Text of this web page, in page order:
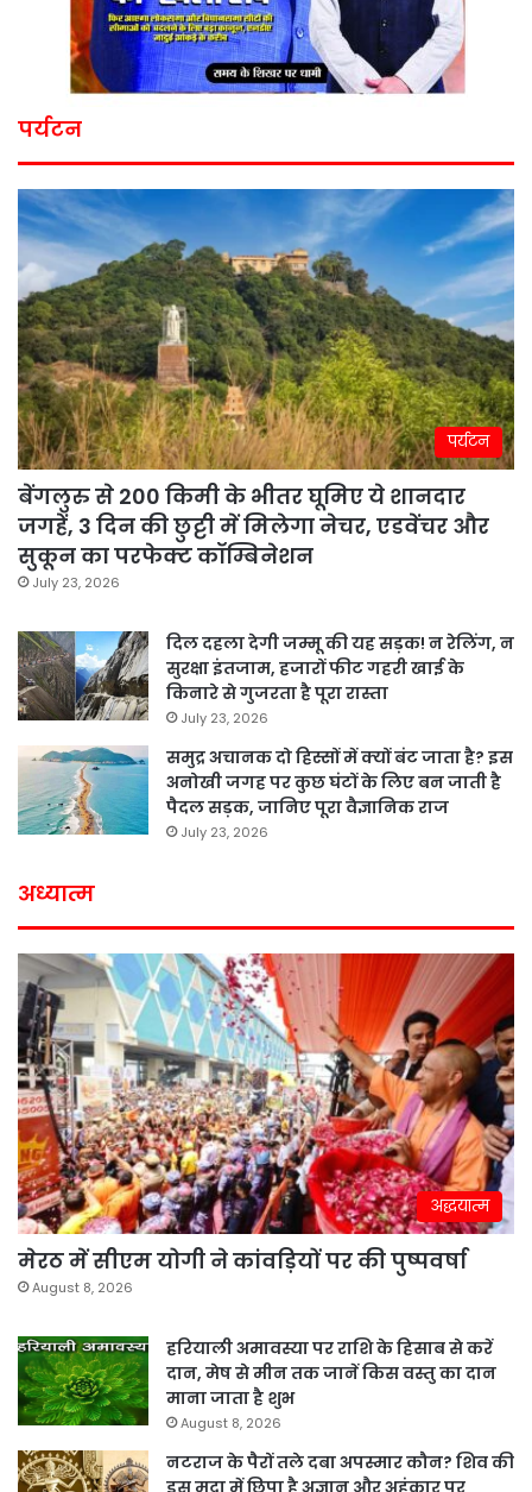
पर्यटन
पर्यटन
बेंगलुरु से 200 किमी के भीतर घूमिए ये शानदार
जगहें, 3 दिन की छुट्टी में मिलेगा नेचर, एडवेंचर और
सुकून का परफेक्ट कॉम्बिनेशन
July 23, 2026
दिल दहला देगी जम्मू की यह सड़क! न रेलिंग, न
सुरक्षा इंतजाम, हजारों फीट गहरी खाई के
किनारे से गुजरता है पूरा रास्ता
July 23, 2026
समुद्र अचानक दो हिस्सों में क्यों बंट जाता है? इस
अनोखी जगह पर कुछ घंटों के लिए बन जाती है
पैदल सड़क, जानिए पूरा वैज्ञानिक राज
July 23, 2026
अध्यात्म
अद्धयात्म
मेरठ में सीएम योगी ने कांवड़ियों पर की पुष्पवर्षा
August 8, 2026
हरियाली अमावस्या पर राशि के हिसाब से करें
दान, मेष से मीन तक जानें किस वस्तु का दान
माना जाता है शुभ
August 8, 2026
नटराज के पैरों तले दबा अपस्मार कौन? शिव की
इस मुद्रा में छिपा है अज्ञान और अहंकार पर